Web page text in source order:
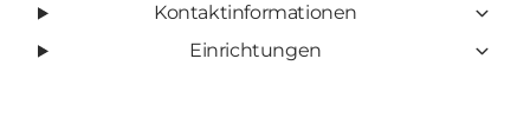
Kontaktinformationen
Einrichtungen